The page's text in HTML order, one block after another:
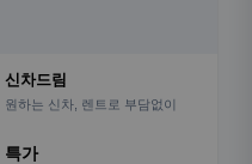
신차드림
원하는 신차, 렌트로 부담없이
특가